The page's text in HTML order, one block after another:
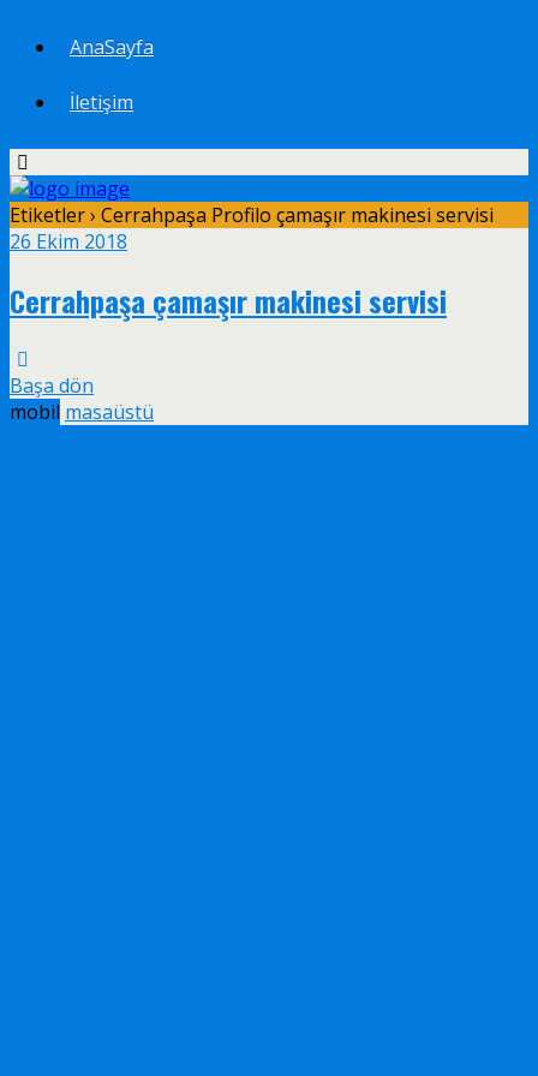
AnaSayfa
İletişim
Etiketler › Cerrahpaşa Profilo çamaşır makinesi servisi
26 Ekim 2018
Cerrahpaşa çamaşır makinesi servisi
Başa dön
mobil masaüstü